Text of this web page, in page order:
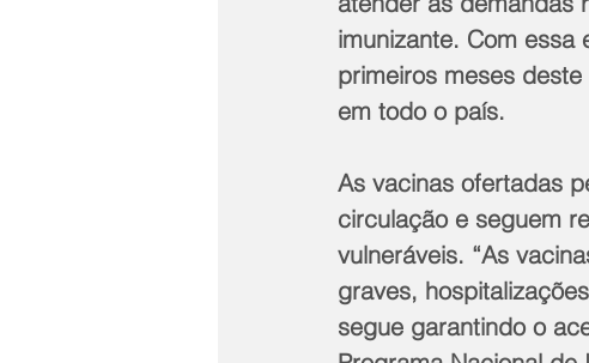
imunizante. Com
primeiros meses
em todo o país.
As vacinas ofertadas
circulação e seguem
vulneráveis. “As
graves,
segue garantindo o